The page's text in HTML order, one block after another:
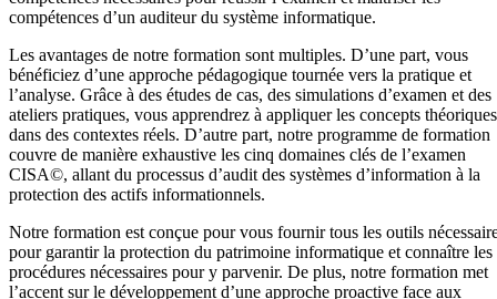
compétences d’un auditeur du système informatique.
Les avantages de notre formation sont multiples. D’une part, vous
bénéficiez d’une approche pédagogique tournée vers la pratique et
l’analyse. Grâce à des études de cas, des simulations d’examen et des
ateliers pratiques, vous apprendrez à appliquer les concepts théoriques
dans des contextes réels. D’autre part, notre programme de formation
couvre de manière exhaustive les cinq domaines clés de l’examen
CISA©, allant du processus d’audit des systèmes d’information à la
protection des actifs informationnels.
Notre formation est conçue pour vous fournir tous les outils
pour garantir la protection du patrimoine informatique et connaître les
procédures nécessaires pour y parvenir. De plus, notre formation met
l’accent sur le développement d’une approche proactive face aux